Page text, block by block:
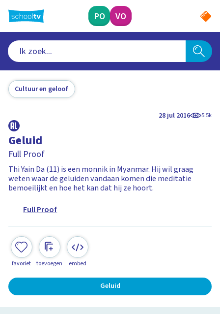
naar
hoofdinhoud
PO VO
Cultuur en geloof
28 jul 2016 5.5k
Geluid
Full Proof
Thi Yain Da (11) is een monnik in Myanmar. Hij wil graag
weten waar de geluiden vandaan komen die meditatie
bemoeilijkt en hoe het kan dat hij ze hoort.
Full Proof
favoriet toevoegen embed
Geluid